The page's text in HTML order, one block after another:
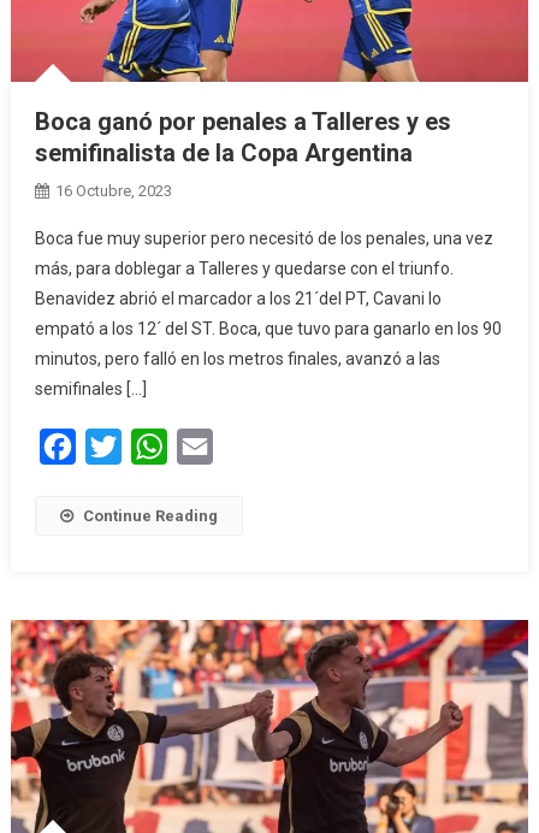
Boca ganó por penales a Talleres y es
semifinalista de la Copa Argentina
16 Octubre, 2023
Boca fue muy superior pero necesitó de los penales, una vez
más, para doblegar a Talleres y quedarse con el triunfo.
Benavidez abrió el marcador a los 21´del PT, Cavani lo
empató a los 12´ del ST. Boca, que tuvo para ganarlo en los 90
minutos, pero falló en los metros finales, avanzó a las
semifinales […]
Facebook
Twitter WhatsApp
Continue Reading